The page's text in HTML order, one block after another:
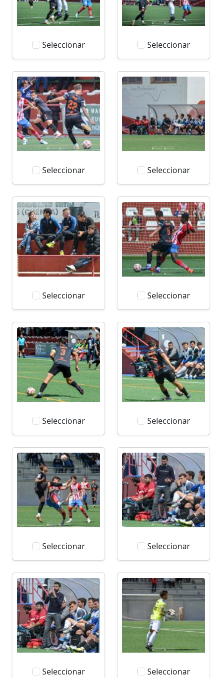
Seleccionar Seleccionar
Seleccionar Seleccionar
Seleccionar Seleccionar
Seleccionar Seleccionar
Seleccionar Seleccionar
Seleccionar Seleccionar